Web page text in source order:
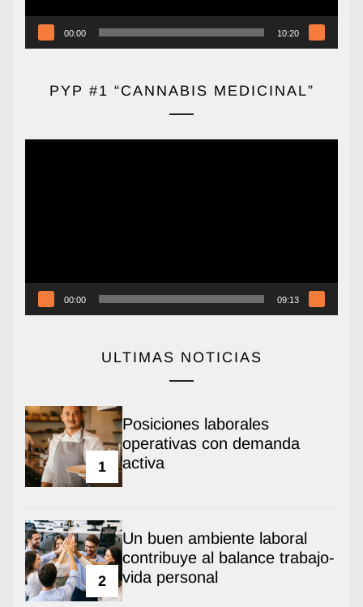
00:00 10:20
PYP #1 “CANNABIS MEDICINAL”
00:00 09:13
ULTIMAS NOTICIAS
1
Posiciones laborales
operativas con demanda
activa
2
Un buen ambiente laboral
contribuye al balance trabajo-
vida personal